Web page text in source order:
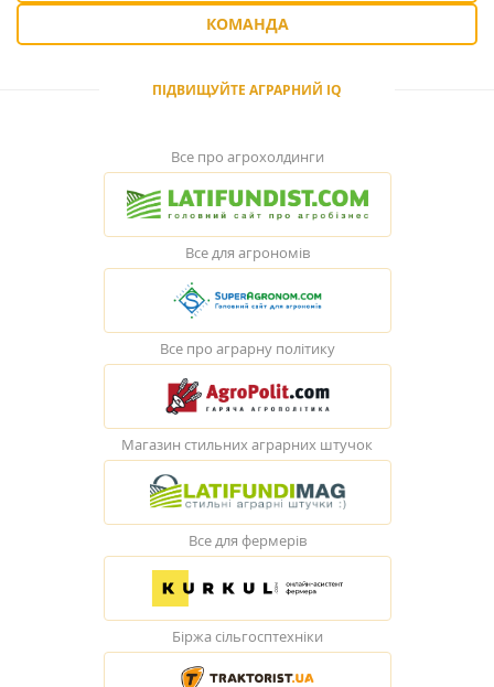
КОМАНДА
ПІДВИЩУЙТЕ АГРАРНИЙ IQ
Все про агрохолдинги
Все для агрономів
Все про аграрну політику
Магазин стильних аграрних штучок
Все для фермерів
Біржа сільгосптехніки